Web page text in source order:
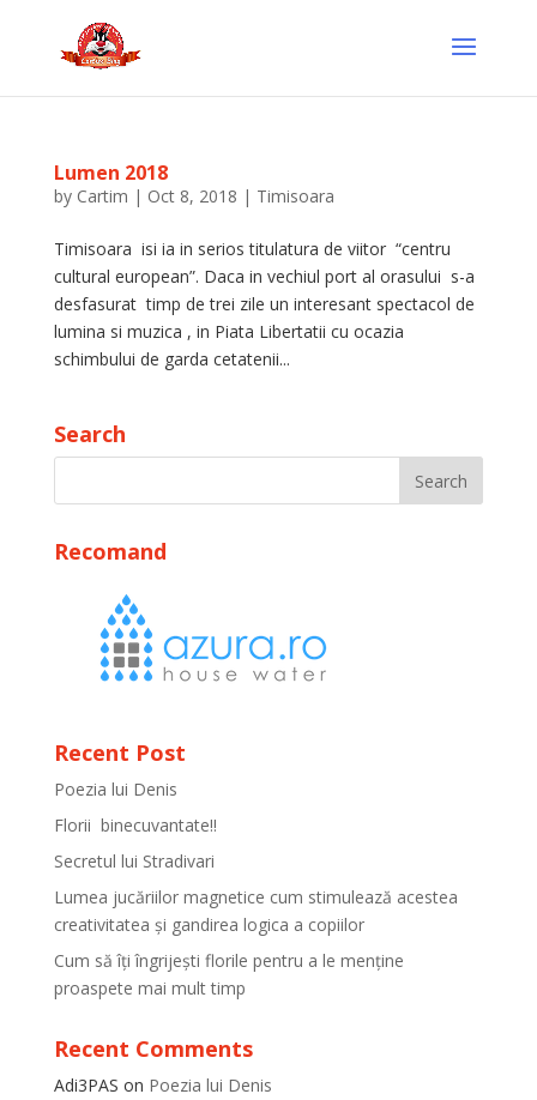
Lumen 2018
by Cartim | Oct 8, 2018 | Timisoara
Timisoara isi ia in serios titulatura de viitor “centru
cultural european”. Daca in vechiul port al orasului s-a
desfasurat timp de trei zile un interesant spectacol de
lumina si muzica , in Piata Libertatii cu ocazia
schimbului de garda cetatenii...
Search
Recomand
Recent Post
Poezia lui Denis
Florii binecuvantate!!
Secretul lui Stradivari
Lumea jucăriilor magnetice cum stimulează acestea
creativitatea și gandirea logica a copiilor
Cum să îți îngrijești florile pentru a le menține
proaspete mai mult timp
Recent Comments
Adi3PAS on Poezia lui Denis